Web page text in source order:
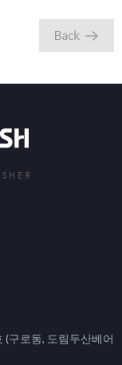
(구로동, 도림두산베어